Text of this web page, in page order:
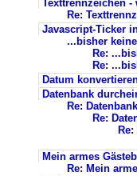
Texttrennzeichen
Re:
Javascript-Ticker
...bisher
Re:
Re:
Datum
Datenbank
Re:
Re:
Mein armes
Re: Mein